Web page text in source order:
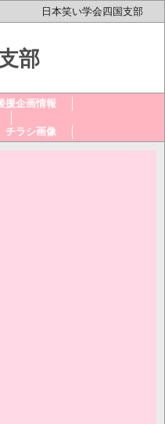
日本笑い学会四国支部
部
援企画情報
チラシ画像